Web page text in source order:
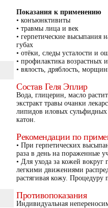
Показания к применению
• конъюнктивиты
• травмы лица и век
• герпетические высыпания
губах
• отёки, следы усталости и
• профилактика возрастных
• вялость, дряблость,
Состав Геля Эплир
Вода, глицерин, масло
экстракт травы очанки
липидов иловых сульфидных
катон.
Рекомендации по
• При герпетических
раза в день на пораженные
• Для ухода за кожей вокруг
легкими движениями
растягивая кожу. Процедуру
Противопоказания
Индивидуальная